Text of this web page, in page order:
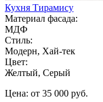
Кухня Тирамису
Материал фасада:
МДФ
Стиль:
Модерн, Хай-тек
Цвет:
Желтый, Серый
Цена: от 35 000 руб.